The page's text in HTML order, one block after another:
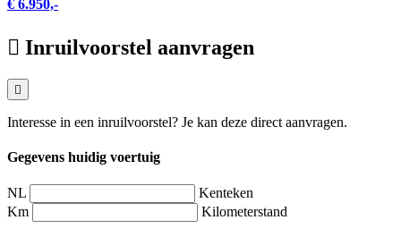
€ 6.950,-
Inruilvoorstel aanvragen
Interesse in een inruilvoorstel? Je kan deze direct aanvragen.
Gegevens huidig voertuig
NL
Kenteken
Km
Kilometerstand